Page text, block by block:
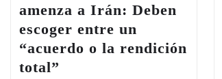
amenza a Irán: Deben
escoger entre un
“acuerdo o la rendición
total”